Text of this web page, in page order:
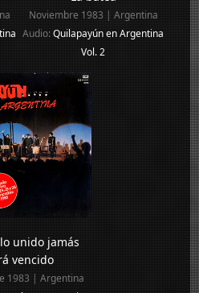
Noviembre 1983 | Argentina
Audio:Quilapayún en Argentina
Vol. 2
unido jamás
vencido
1983 | Argentina